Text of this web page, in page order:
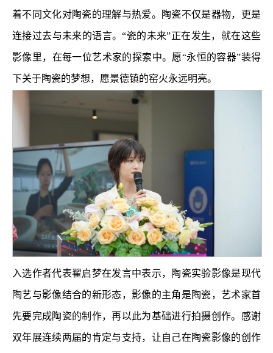
着不同文化对陶瓷的理解与热爱。陶瓷不仅是器物，更是
连接过去与未来的语言。“瓷的未来”正在发生，就在这些
影像里，在每一位艺术家的探索中。愿“永恒的容器”装得
下关于陶瓷的梦想，愿景德镇的窑火永远明亮。
入选作者代表翟启梦在发言中表示，陶瓷实验影像是现代
陶艺与影像结合的新形态，影像的主角是陶瓷，艺术家首
先要完成陶瓷的制作，再以此为基础进行拍摄创作。感谢
双年展连续两届的肯定与支持，让自己在陶瓷影像的创作